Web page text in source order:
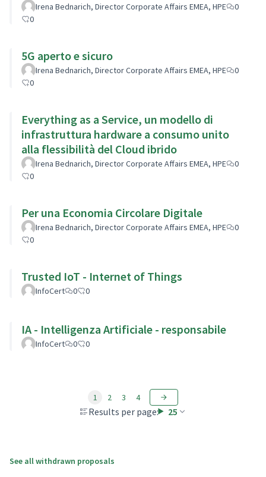
Irena Bednarich, Director Corporate Affairs EMEA, HPE
0
0
5G aperto e sicuro
Irena Bednarich, Director Corporate Affairs EMEA, HPE
0
0
Everything as a Service, un modello di
infrastruttura hardware a consumo unito
alla flessibilità del Cloud ibrido
Irena Bednarich, Director Corporate Affairs EMEA, HPE
0
0
Per una Economia Circolare Digitale
Irena Bednarich, Director Corporate Affairs EMEA, HPE
0
0
Trusted IoT - Internet of Things
InfoCert 0 0
IA - Intelligenza Artificiale - responsabile
InfoCert 0 0
Results per page: 25
1 2 3 4
See all withdrawn proposals